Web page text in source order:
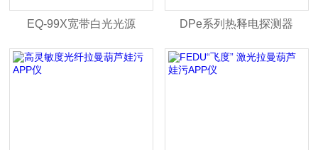
EQ-99X宽带白光光源 DPe系列热释电探测器